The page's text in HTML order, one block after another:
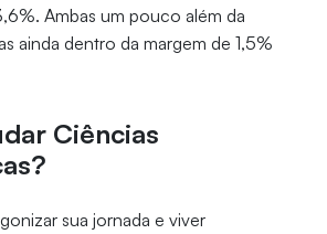
Ambas um pouco além da
ainda dentro da margem de 1,5%
Ciências
sua jornada e viver